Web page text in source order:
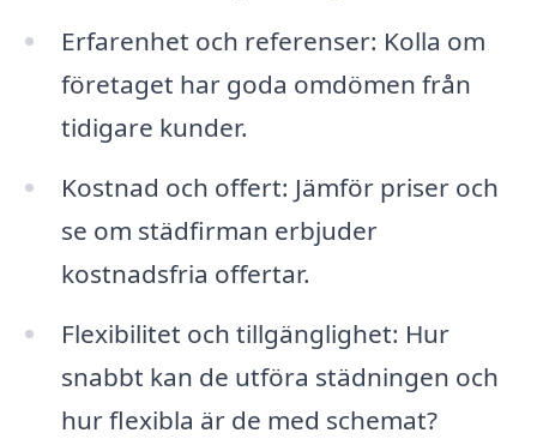
Erfarenhet och referenser: Kolla om
företaget har goda omdömen från
tidigare kunder.
Kostnad och offert: Jämför priser och
se om städfirman erbjuder
kostnadsfria offertar.
Flexibilitet och tillgänglighet: Hur
snabbt kan de utföra städningen och
hur flexibla är de med schemat?